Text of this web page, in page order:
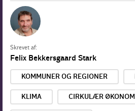
Skrevet af:
Felix Bekkersgaard Stark
KOMMUNER OG REGIONER
KLIMA CIRKULÆR ØKONOMI